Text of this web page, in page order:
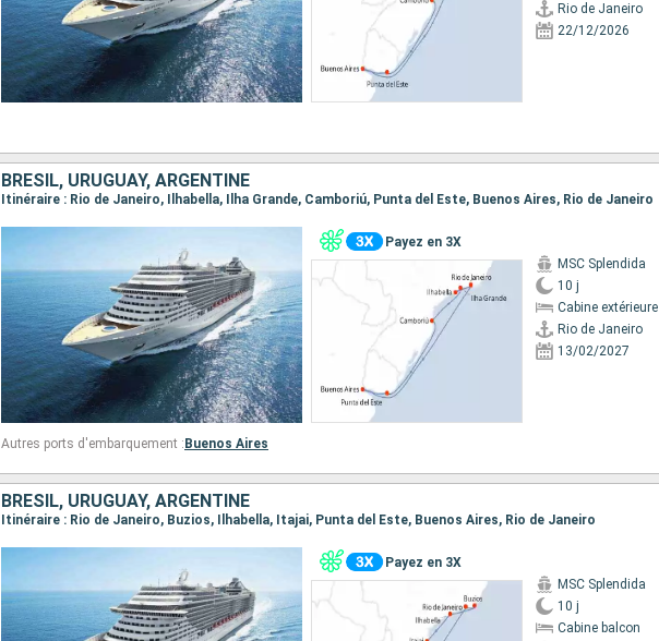
Rio de Janeiro
22/12/2026
BRÉSIL, URUGUAY, ARGENTINE
Itinéraire : Rio de Janeiro, Ilhabella, Ilha Grande, Camboriú, Punta del Este, Buenos Aires, Rio de Janeiro
Payez en 3X
MSC Splendida
10 j
Cabine extérieure
Rio de Janeiro
13/02/2027
Autres ports d'embarquement : Buenos Aires
BRÉSIL, URUGUAY, ARGENTINE
Itinéraire : Rio de Janeiro, Buzios, Ilhabella, Itajai, Punta del Este, Buenos Aires, Rio de Janeiro
Payez en 3X
MSC Splendida
10 j
Cabine balcon